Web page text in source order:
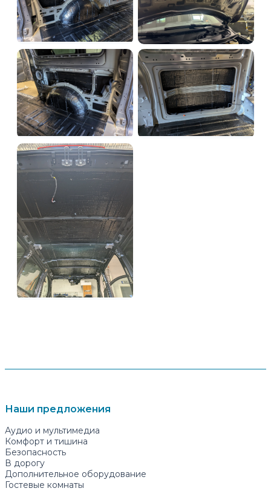
Наши предложения
Аудио и мультимедиа
Комфорт и тишина
Безопасность
В дорогу
Дополнительное оборудование
Гостевые комнаты